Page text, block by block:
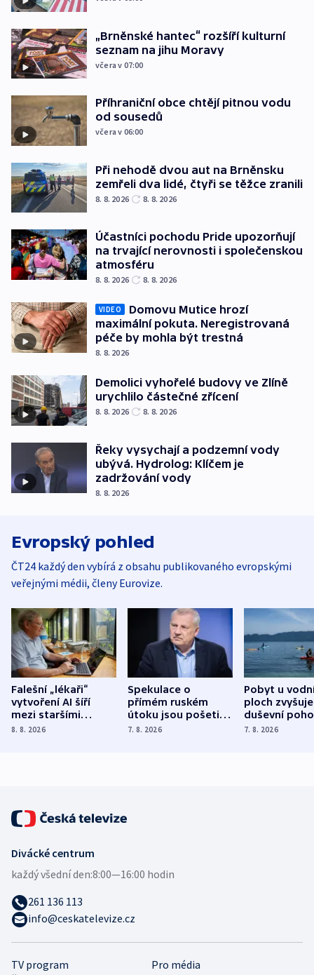
„Brněnské hantec“ rozšíří kulturní
seznam na jihu Moravy
včera v 07:00
Příhraniční obce chtějí pitnou vodu
od sousedů
včera v 06:00
Při nehodě dvou aut na Brněnsku
zemřeli dva lidé, čtyři se těžce zranili
8. 8. 2026 8. 8. 2026
Účastníci pochodu Pride upozorňují
na trvající nerovnosti i společenskou
atmosféru
8. 8. 2026 8. 8. 2026
VIDEO
Domovu Mutice hrozí
maximální pokuta. Neregistrovaná
péče by mohla být trestná
8. 8. 2026
Demolici vyhořelé budovy ve Zlíně
urychlilo částečné zřícení
8. 8. 2026 8. 8. 2026
Řeky vysychají a podzemní vody
ubývá. Hydrolog: Klíčem je
zadržování vody
8. 8. 2026
Evropský pohled
ČT24 každý den vybírá z obsahu publikovaného evropskými
veřejnými médii, členy Eurovize.
Falešní „lékaři“
vytvoření AI šíří
mezi staršími
Poláky nebezpečné
8. 8. 2026
Spekulace o
přímém ruském
útoku jsou pošetilé,
míní estonský
7. 8. 2026
Pobyt u
ploch zvyšuje
duševní
ukázala
7. 8. 2026
TV program
Pro média
Divácké centrum
každý všední den:8:00—16:00 hodin
261 136 113
info@ceskatelevize.cz